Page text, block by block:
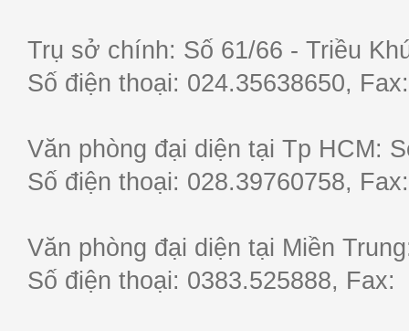
Trụ sở chính: Số 61/66 - Triều
Số điện thoại: 024.35638650,
Văn phòng đại diện tại Tp HCM:
Số điện thoại: 028.39760758,
Văn phòng đại diện tại Miền
Số điện thoại: 0383.525888,